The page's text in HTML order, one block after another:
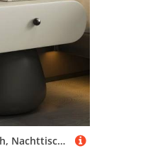
Snaweo Nachttisch, Nachttisch Im Arc-Design, Nachttischc Mit Schublade, Nachttischs Mit Lederummantelung, Einfache Montage, for Schlafzimmer, Wohnzimmer(Off-White,40cm/15.75in)